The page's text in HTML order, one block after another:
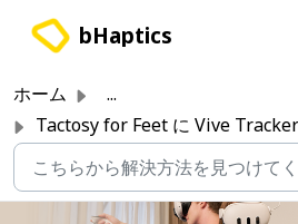
bHaptics
ホーム
...
Tactosy for Feet に Vive